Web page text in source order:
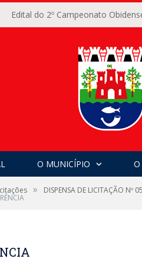
Edital do 2º Campeonato
O MUNICÍPIO O
» DISPENSA DE LICITAÇÃO